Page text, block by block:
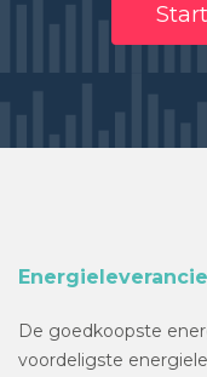
De goedkoopste
voordeligste